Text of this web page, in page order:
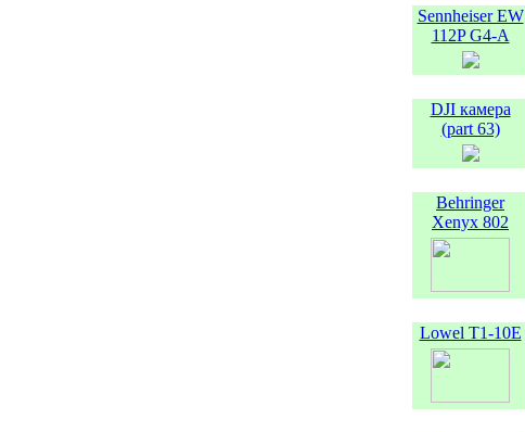
Sennheiser EW
112P G4-A
DJI камера
(part 63)
Behringer
Xenyx 802
Lowel T1-10E